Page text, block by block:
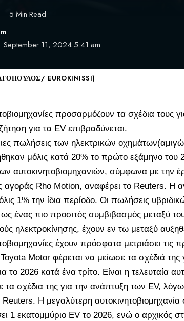
September 11, 2024 5:41 am
5 Min Read
EUROKINISSI)
προσαρμόζουν τα σχέδια τους
για τα EV επιβραδύνεται.
πωλήσεις των ηλεκτρικών
μόλις κατά 20% το πρώτο εξάμηνο του
αυτοκινητοβιομηχανιών, σύμφωνα με την
αγοράς Rho Motion, αναφέρει το Reuters. Η
1% την ίδια περίοδο. Οι πωλήσεις
ένας πιο προσιτός συμβιβασμός μεταξύ
ηλεκτροκίνησης, έχουν εν τω μεταξύ
έχουν πρόσφατα μετριάσει τις
Motor φέρεται να μείωσε τα σχέδιά
το 2026 κατά ένα τρίτο. Είναι η τελευταία
σχέδια της για την ανάπτυξη των EV,
Reuters. Η μεγαλύτερη
1 εκατομμύριο EV το 2026, ενώ ο αρχικός